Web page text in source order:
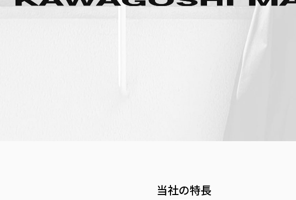
当社の特長